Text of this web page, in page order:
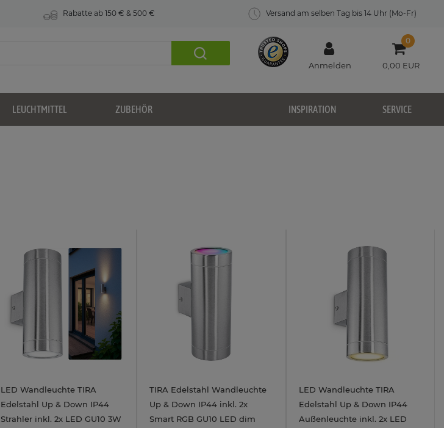
Rabatte ab 150 € & 500 € Versand am selben Tag bis 14 Uhr (Mo-Fr)
Anmelden
0
0,00 EUR
LEUCHTMITTEL ZUBEHÖR SERVICE
INSPIRATION
LED Wandleuchte TIRA
Edelstahl Up & Down IP44
Strahler inkl. 2x LED GU10 3W
TIRA Edelstahl Wandleuchte
Up & Down IP44 inkl. 2x
Smart RGB GU10 LED dim
LED Wandleuchte TIRA
Edelstahl Up & Down IP44
Außenleuchte inkl. 2x LED